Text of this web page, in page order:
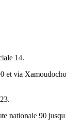
14.
et via
nationale 90